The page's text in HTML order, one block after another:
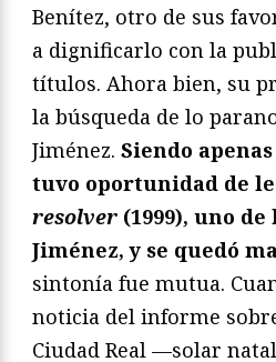
Benítez, otro de sus
a dignificarlo con la
títulos. Ahora bien, su
la búsqueda de lo
Jiménez. Siendo
tuvo oportunidad de
resolver (1999), uno de
Jiménez, y se quedó
sintonía fue mutua.
noticia del informe
Ciudad Real —solar